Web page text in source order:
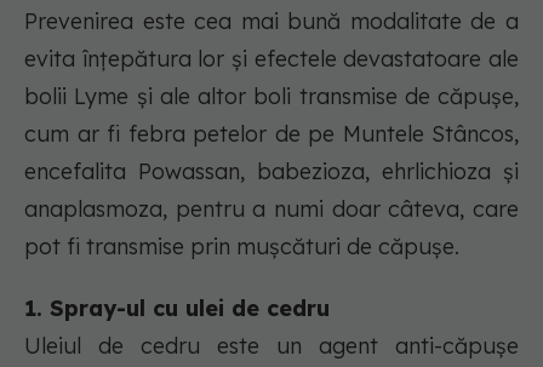
Prevenirea este cea mai bună modalitate de a
evita înțepătura lor și efectele devastatoare ale
bolii Lyme și ale altor boli transmise de căpușe,
cum ar fi febra petelor de pe Muntele Stâncos,
encefalita Powassan, babezioza, ehrlichioza și
anaplasmoza, pentru a numi doar câteva, care
pot fi transmise prin mușcături de căpușe.
1. Spray-ul cu ulei de cedru
Uleiul de cedru este un agent anti-căpușe